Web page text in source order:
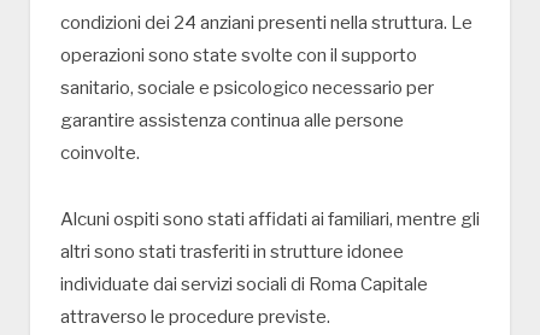
condizioni dei 24 anziani presenti nella struttura. Le
operazioni sono state svolte con il supporto
sanitario, sociale e psicologico necessario per
garantire assistenza continua alle persone
coinvolte.
Alcuni ospiti sono stati affidati ai familiari, mentre gli
altri sono stati trasferiti in strutture idonee
individuate dai servizi sociali di Roma Capitale
attraverso le procedure previste.